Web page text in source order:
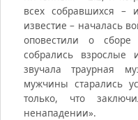
всех собравшихся –
известие – началась
оповестили о
собрались взрослые
звучала траурная
мужчины старались
только, что
ненападении».